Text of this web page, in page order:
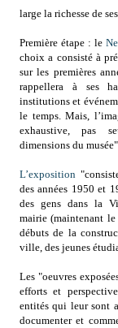
large la richesse de
Première étape : le
choix a consisté à
sur les premières
rappellera à ses
institutions et
le temps. Mais,
exhaustive, pas
dimensions du
L’exposition
des années 1950 et
des gens dans la
mairie (maintenant
débuts de la
ville, des jeunes
Les "oeuvres
efforts et
entités qui leur sont
documenter et